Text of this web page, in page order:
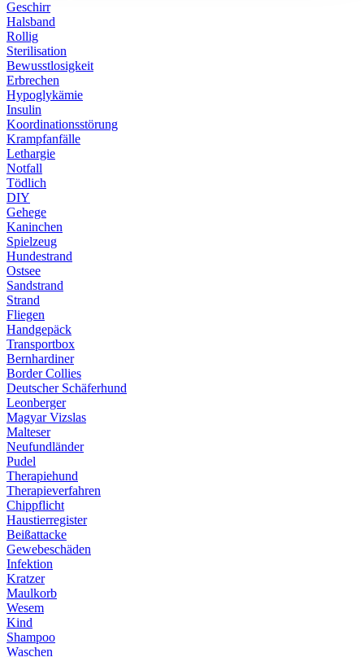
Geschirr
Halsband
Rollig
Sterilisation
Bewusstlosigkeit
Erbrechen
Hypoglykämie
Insulin
Koordinationsstörung
Krampfanfälle
Lethargie
Notfall
Tödlich
DIY
Gehege
Kaninchen
Spielzeug
Hundestrand
Ostsee
Sandstrand
Strand
Fliegen
Handgepäck
Transportbox
Bernhardiner
Border Collies
Deutscher Schäferhund
Leonberger
Magyar Vizslas
Malteser
Neufundländer
Pudel
Therapiehund
Therapieverfahren
Chippflicht
Haustierregister
Beißattacke
Gewebeschäden
Infektion
Kratzer
Maulkorb
Wesem
Kind
Shampoo
Waschen